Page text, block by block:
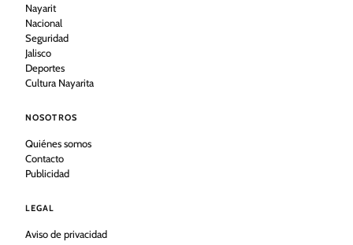
Nayarit
Nacional
Seguridad
Jalisco
Deportes
Cultura Nayarita
NOSOTROS
Quiénes somos
Contacto
Publicidad
LEGAL
Aviso de privacidad